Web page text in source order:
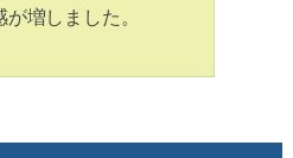
増しました。